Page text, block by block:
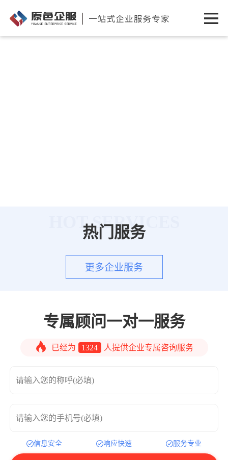
HOT SERVICES
热门服务
更多企业服务
专属顾问一对一服务
已经为 1324 人提供企业专属咨询服务
请输入您的称呼(必填)
请输入您的手机号(必填)
信息安全 响应快速 服务专业